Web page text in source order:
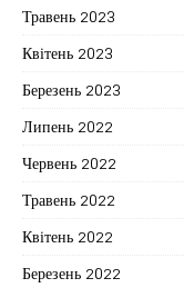
Травень 2023
Квітень 2023
Березень 2023
Липень 2022
Червень 2022
Травень 2022
Квітень 2022
Березень 2022